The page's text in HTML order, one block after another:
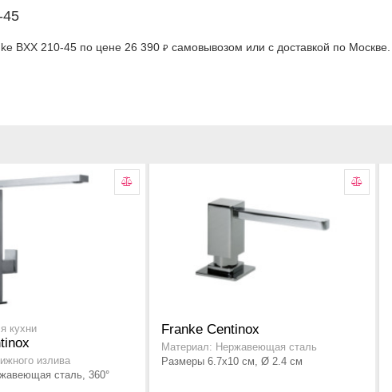
45
BXX 210-45 по цене 26 390 ₽ самовывозом или с доставкой по Москве.
кухни
излива
сталь, 360°
Franke Centinox
Материал: Нержавеющая сталь
Размеры 6.7x10 см, Ø 2.4 см